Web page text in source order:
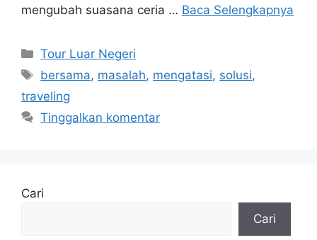
mengubah suasana ceria … Baca Selengkapnya
Kategori
Tour Luar Negeri
Tag
bersama, masalah, mengatasi, solusi,
traveling
Tinggalkan komentar
Cari
Cari